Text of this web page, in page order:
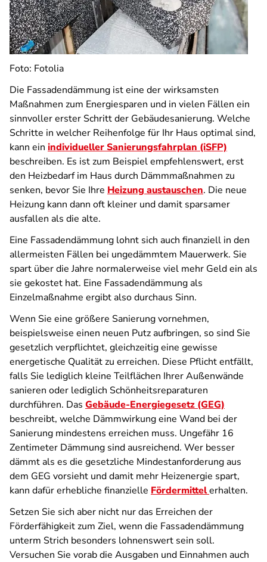
Foto: Fotolia
Die Fassadendämmung ist eine der wirksamsten
Maßnahmen zum Energiesparen und in vielen Fällen ein
sinnvoller erster Schritt der Gebäudesanierung. Welche
Schritte in welcher Reihenfolge für Ihr Haus optimal sind,
kann ein individueller Sanierungsfahrplan (iSFP)
beschreiben. Es ist zum Beispiel empfehlenswert, erst
den Heizbedarf im Haus durch Dämmmaßnahmen zu
senken, bevor Sie Ihre Heizung austauschen. Die neue
Heizung kann dann oft kleiner und damit sparsamer
ausfallen als die alte.
Eine Fassadendämmung lohnt sich auch finanziell in den
allermeisten Fällen bei ungedämmtem Mauerwerk. Sie
spart über die Jahre normalerweise viel mehr Geld ein als
sie gekostet hat. Eine Fassadendämmung als
Einzelmaßnahme ergibt also durchaus Sinn.
Wenn Sie eine größere Sanierung vornehmen,
beispielsweise einen neuen Putz aufbringen, so sind Sie
gesetzlich verpflichtet, gleichzeitig eine gewisse
energetische Qualität zu erreichen. Diese Pflicht entfällt,
falls Sie lediglich kleine Teilflächen Ihrer Außenwände
sanieren oder lediglich Schönheitsreparaturen
durchführen. Das Gebäude-Energiegesetz (GEG)
beschreibt, welche Dämmwirkung eine Wand bei der
Sanierung mindestens erreichen muss. Ungefähr 16
Zentimeter Dämmung sind ausreichend. Wer besser
dämmt als es die gesetzliche Mindestanforderung aus
dem GEG vorsieht und damit mehr Heizenergie spart,
kann dafür erhebliche finanzielle Fördermittelerhalten.
Setzen Sie sich aber nicht nur das Erreichen der
Förderfähigkeit zum Ziel, wenn die Fassadendämmung
unterm Strich besonders lohnenswert sein soll.
Versuchen Sie vorab die Ausgaben und Einnahmen auch